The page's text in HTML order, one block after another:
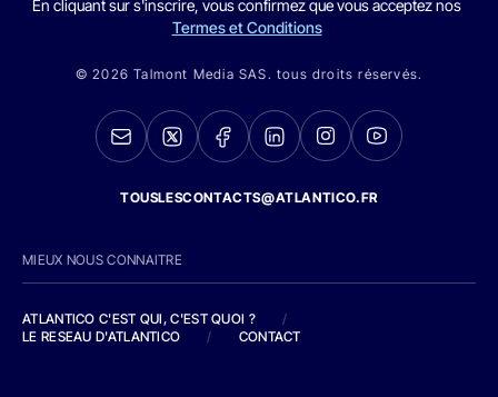
En cliquant sur s'inscrire, vous confirmez que vous acceptez nos
Termes et Conditions
© 2026 Talmont Media SAS. tous droits réservés.
TOUSLESCONTACTS@ATLANTICO.FR
MIEUX NOUS CONNAITRE
ATLANTICO C'EST QUI, C'EST QUOI ?
/
LE RESEAU D'ATLANTICO
/ CONTACT